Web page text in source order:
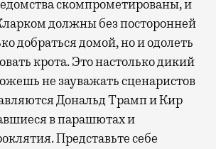
скомпрометированы, и
должны без посторонней
добраться домой, но и одолеть
крота. Это настолько дикий
не зауважать сценаристов
Дональд Трамп и Кир
в парашютах и
Представьте себе